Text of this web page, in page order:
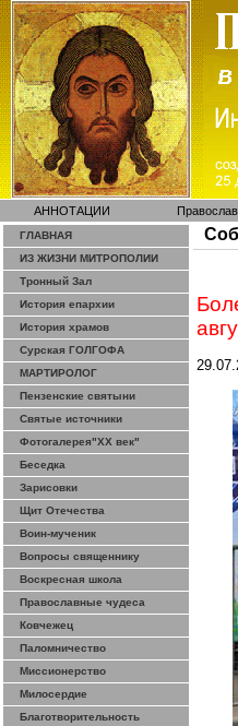
АННОТАЦИИ
ГЛАВНАЯ
ИЗ ЖИЗНИ МИТРОПОЛИИ
Тронный Зал
История епархии
История храмов
Сурская ГОЛГОФА
МАРТИРОЛОГ
Пензенские святыни
Святые источники
Фотогалерея"ХХ век"
Беседка
Зарисовки
Щит Отечества
Воин-мученик
Вопросы священнику
Воскресная школа
Православные чудеса
Ковчежец
Паломничество
Миссионерство
Милосердие
Благотворительность